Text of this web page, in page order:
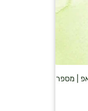
| מספר